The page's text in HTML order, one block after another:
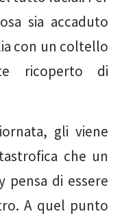
sia accaduto
con un coltello
ricoperto di
gli viene
che un
pensa di essere
A quel punto